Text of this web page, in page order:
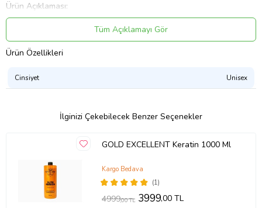
Ürün Açıklaması:
Bu bakım kremi, saç tellerine yoğun bir nem ve parlaklık
kazandırarak, saçın yeniden yapılanmasını destekler. İçeriğindeki
kolajen, saçın esnekliğini artırırken, saç tellerine dolgun bir
görünüm kazandırır.
dökülmesine karşı etkili bitki özleri içerir. Doymamış yağ asitleri ve
mineraller, saçın beslenmesine yardımcı olurken, hasar görmüş saç
Ürün Etki Mekanizması:
Kolajen, saçın nem dengesini koruyarak, güçlenmesine ve
etrafında koruyucu bir kalkan oluşturarak, saçın genç ve sağlıklı
engellerken, saç tellerini besleyerek daha sağlıklı bir görünüm
Kullanım Talimatları:
Tüm Açıklamayı Gör
Ürün Özellikleri
Cinsiyet Unisex
İlginizi Çekebilecek Benzer Seçenekler
GOLD EXCELLENT Keratin 1000 Ml
(1)
Kargo Bedava
4999,00 TL 3999,00 TL